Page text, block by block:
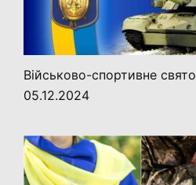
Військово-спортивне свято
05.12.2024